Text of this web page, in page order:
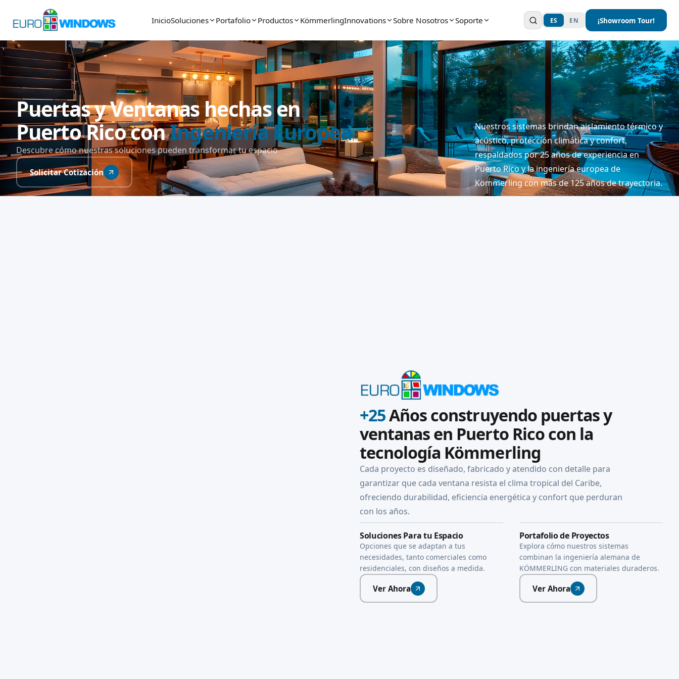
InicioSoluciones Portafolio Productos KömmerlingInnovations Sobre Nosotros Soporte ES EN ¡Showroom Tour!
Puertas y Ventanas hechas en
Puerto Rico conIngeniería Europea
Descubre cómo nuestras solucionespueden transformar tu espacio
Solicitar Cotización
Nuestros sistemas brindan aislamiento térmico y
acústico, protección climática y confort,
respaldados por 25 años de experiencia en
Puerto Rico y la ingeniería europea de
Kömmerling con más de 125 años de trayectoria.
+25Años construyendo puertas y
ventanas en Puerto Rico con la
tecnología Kömmerling
Cada proyecto es diseñado, fabricado y atendido con detalle para
garantizar que cada ventana resista el clima tropical del Caribe,
ofreciendo durabilidad, eficiencia energética y confort que perduran
con los años.
Soluciones Para tu Espacio
Opciones que se adaptan a tus
necesidades, tanto comerciales como
residenciales, con diseños a medida.
Ver Ahora
Portafolio de Proyectos
Explora cómo nuestros sistemas
combinan la ingeniería alemana de
KÖMMERLING con materiales duraderos.
Ver Ahora